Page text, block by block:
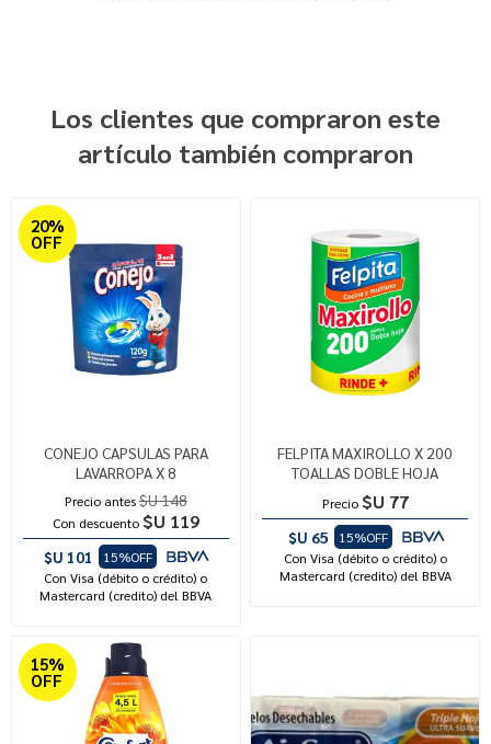
Los clientes que compraron este
artículo también compraron
20%
OFF
CONEJO CAPSULAS PARA
LAVARROPA X 8
Precio antes$U 148
Con descuento $U 119
$U 101
15%OFF
Con Visa (débito o crédito) o
Mastercard (credito) del BBVA
FELPITA MAXIROLLO X 200
TOALLAS DOBLE HOJA
Precio $U 77
$U 65
15%OFF
Con Visa (débito o crédito) o
Mastercard (credito) del BBVA
15%
OFF